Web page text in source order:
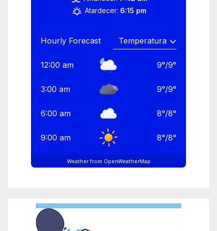
Atardecer: 6:15 pm
Hourly Forecast
12:00 am 9°/9°
3:00 am 9°/9°
6:00 am 8°/8°
9:00 am 8°/8°
Weather from OpenWeatherMap